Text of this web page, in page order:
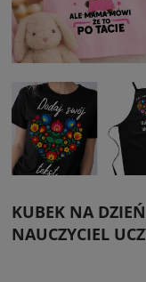
KUBEK NA
NAUCZYCIEL